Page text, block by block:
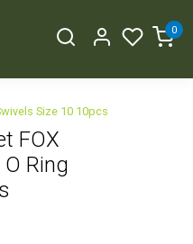
0
Size 10 10pcs
FOX
Ring